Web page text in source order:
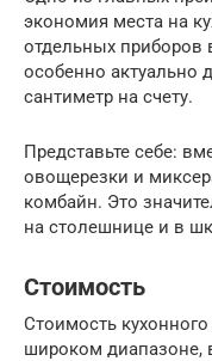
экономия места на
отдельных приборов
особенно актуально
сантиметр на счету.
Представьте себе:
овощерезки и
комбайн. Это
на столешнице и в
Стоимость
Стоимость
широком диапазоне,